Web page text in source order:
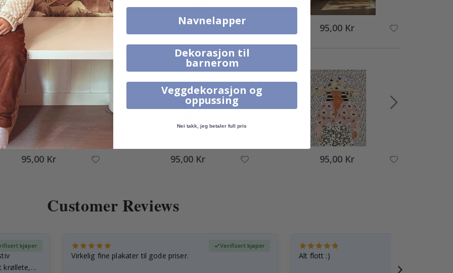
95,00 Kr 95,00 Kr 95,00 Kr
Alternative produkter
95,00 Kr 95,00 Kr 95,00 Kr
Customer Reviews
krøllete,
kjøper
Virkelig fine plakater til gode priser.
Verifisert kjøper
Alt flott :)
Navnelapper
Dekorasjon til
barnerom
Veggdekorasjon og
oppussing
Nei takk, jeg betaler full pris